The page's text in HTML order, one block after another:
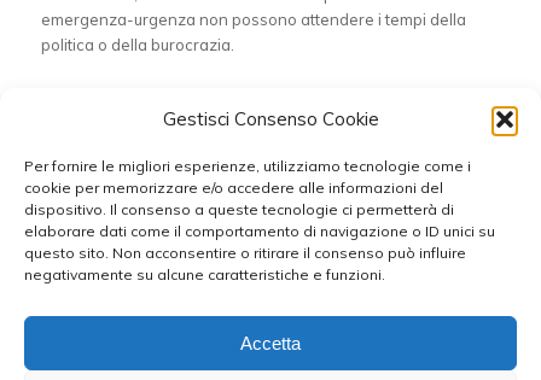
Gestisci Consenso Cookie
Per fornire le migliori esperienze, utilizziamo tecnologie come i
cookie per memorizzare e/o accedere alle informazioni del
dispositivo. Il consenso a queste tecnologie ci permetterà di
elaborare dati come il comportamento di navigazione o ID unici su
questo sito. Non acconsentire o ritirare il consenso può influire
negativamente su alcune caratteristiche e funzioni.
Accetta
emergenza-urgenza non possono attendere i tempi della
politica o della burocrazia.
Condividi questo articolo